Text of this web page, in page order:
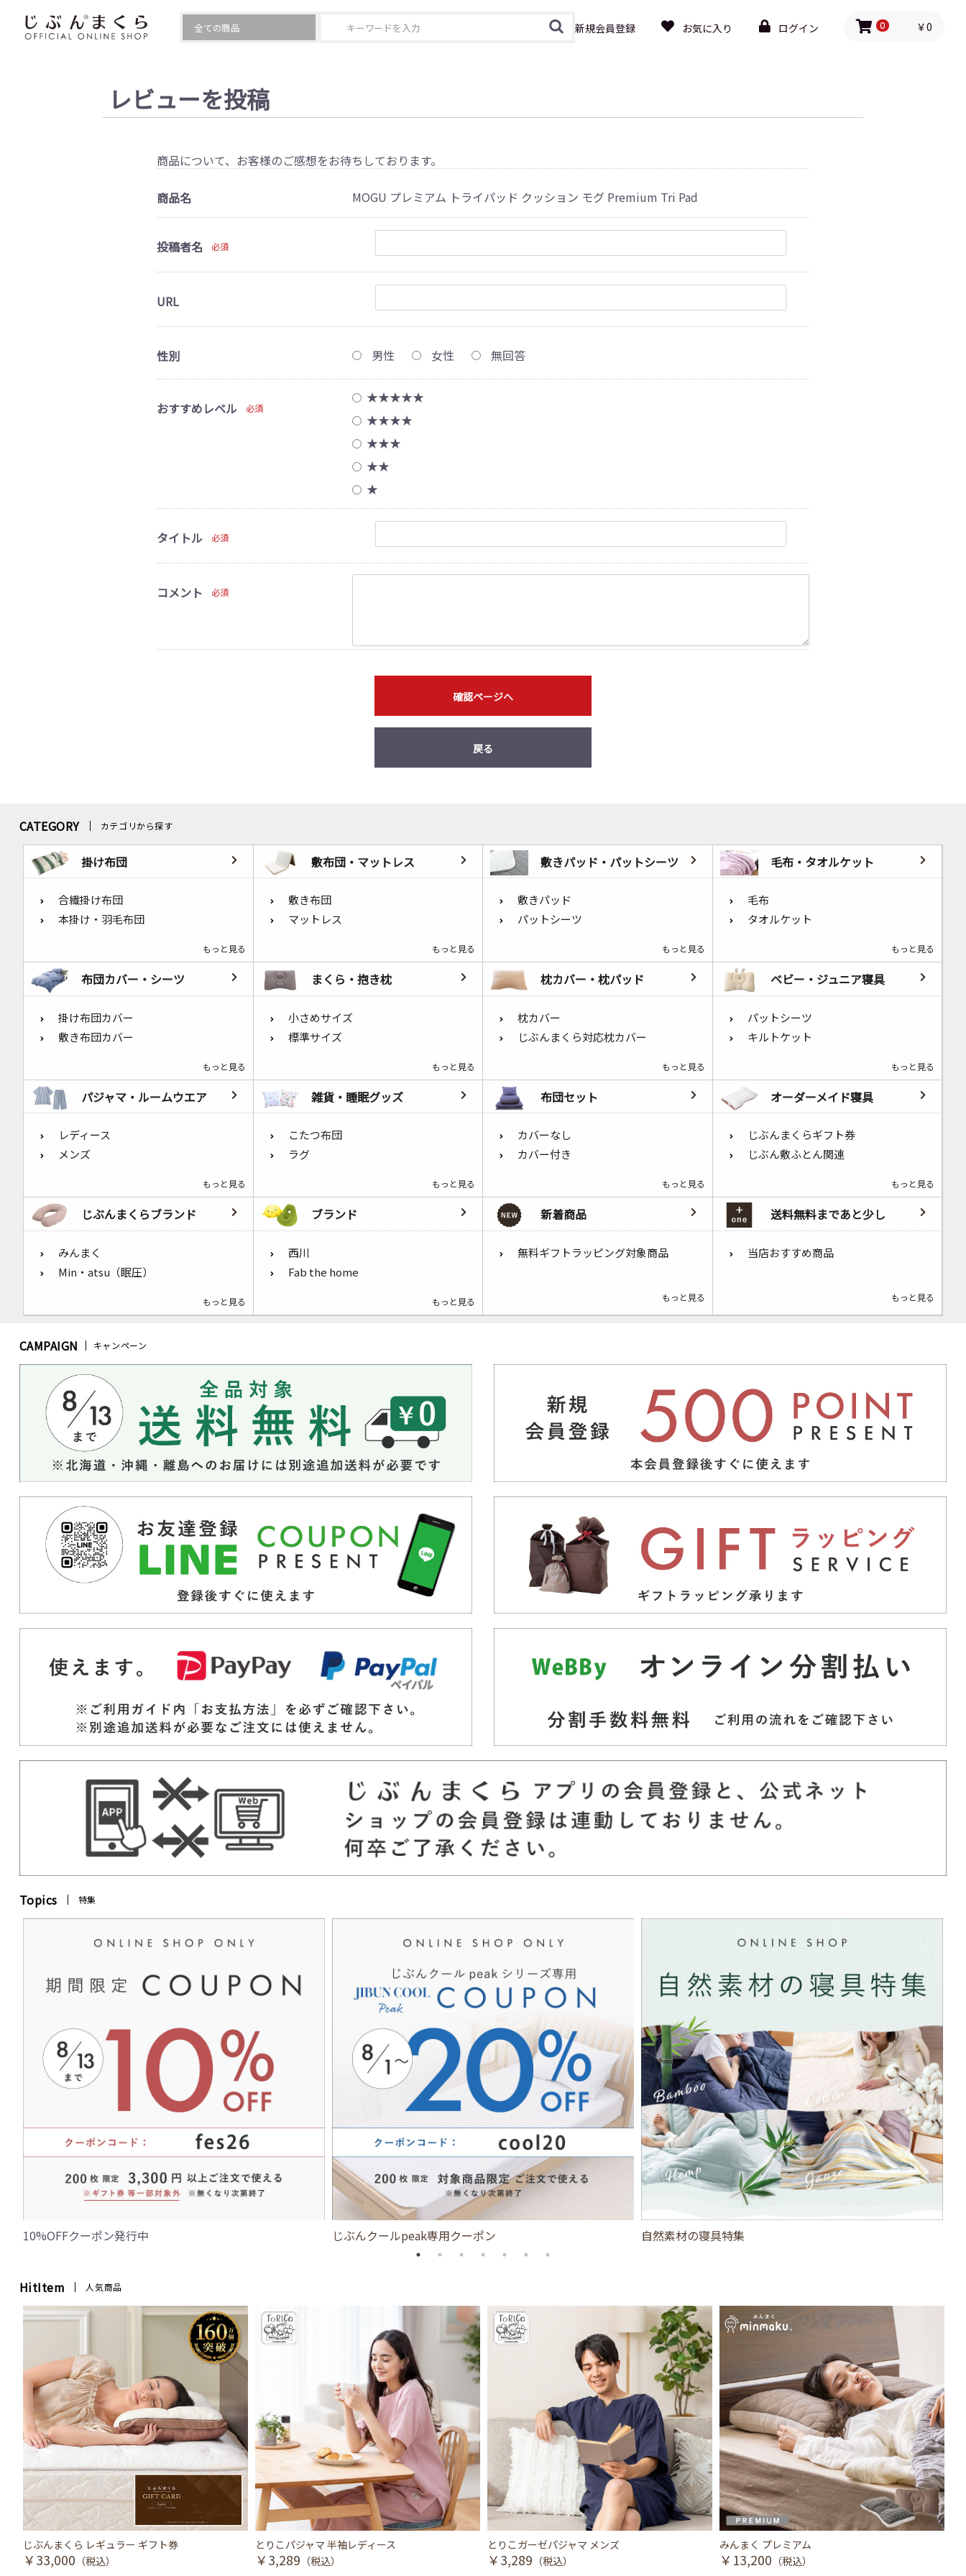
新規会員登録 お気に入り ログイン 0 ￥0
レビューを投稿
商品について、お客様のご感想をお待ちしております。
商品名 MOGU プレミアム トライパッド クッション モグ Premium Tri Pad
投稿者名 必須
URL
性別 男性 女性 無回答
おすすめレベル 必須
★★★★★
★★★★
★★★
★★
★
タイトル 必須
コメント 必須
確認ページへ
戻る
CATEGORY カテゴリから探す
掛け布団
合繊掛け布団
本掛け・羽毛布団
もっと見る
敷布団・マットレス
敷き布団
マットレス
もっと見る
敷きパッド・パットシーツ
敷きパッド
パットシーツ
もっと見る
毛布・タオルケット
毛布
タオルケット
もっと見る
布団カバー・シーツ
掛け布団カバー
敷き布団カバー
もっと見る
まくら・抱き枕
小さめサイズ
標準サイズ
もっと見る
枕カバー・枕パッド
枕カバー
じぶんまくら対応枕カバー
もっと見る
ベビー・ジュニア寝具
パットシーツ
キルトケット
もっと見る
パジャマ・ルームウエア
レディース
メンズ
もっと見る
雑貨・睡眠グッズ
こたつ布団
ラグ
もっと見る
布団セット
カバーなし
カバー付き
もっと見る
オーダーメイド寝具
じぶんまくらギフト券
じぶん敷ふとん関連
もっと見る
じぶんまくらブランド
みんまく
Min・atsu（眠圧）
もっと見る
ブランド
西川
Fab the home
もっと見る
新着商品
無料ギフトラッピング対象商品
もっと見る
送料無料まであと少し
当店おすすめ商品
もっと見る
CAMPAIGN キャンペーン
Topics 特集
10%OFFクーポン発行中 じぶんクールpeak専用クーポン 自然素材の寝具特集
HitItem 人気商品
じぶんまくら レギュラー ギフト券
￥33,000 （税込）
とりこパジャマ 半袖レディース
￥3,289 （税込）
とりこガーゼパジャマ メンズ
￥3,289 （税込）
みんまく プレミアム
￥13,200 （税込）